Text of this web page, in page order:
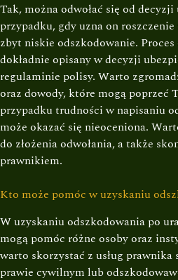
Tak, można odwołać się od
przypadku, gdy uzna on
zbyt niskie odszkodowanie.
dokładnie opisany w decyzji
regulaminie polisy. Warto
oraz dowody, które mogą poprzeć
przypadku trudności w napisaniu
może okazać się nieoceniona.
do złożenia odwołania, a także
prawnikiem.
Kto może pomóc w uzyskaniu
W uzyskaniu odszkodowania po
mogą pomóc różne osoby oraz
warto skorzystać z usług
prawie cywilnym lub